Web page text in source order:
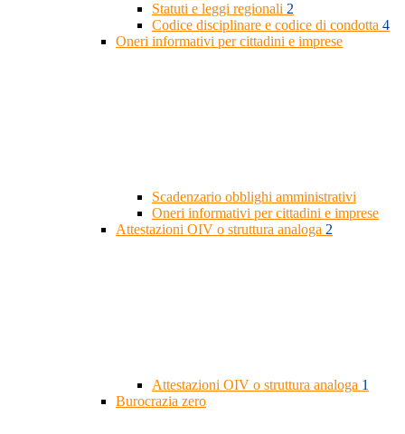
Statuti e leggi regionali 2
Codice disciplinare e codice di condotta 4
Oneri informativi per cittadini e imprese
Scadenzario obblighi amministrativi
Oneri informativi per cittadini e imprese
Attestazioni OIV o struttura analoga 2
Attestazioni OIV o struttura analoga 1
Burocrazia zero